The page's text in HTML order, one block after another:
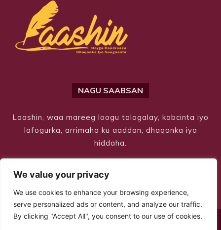
We value your privacy
We use cookies to enhance your browsing experience,
serve personalized ads or content, and analyze our traffic.
By clicking "Accept All", you consent to our use of cookies.
NAGU SAABSAN
Laashin, waa mareeg loogu talogalay, kobcinta iyo
lafogurka, arrimaha ku aaddan; dhaqanka iyo
hiddaha.
© Copyright 2026 – Laashin. All Rights Reserved